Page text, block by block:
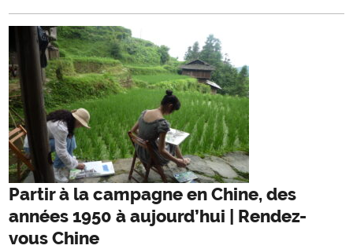
Partir à la campagne en Chine, des
années 1950 à aujourd’hui | Rendez-
vous Chine